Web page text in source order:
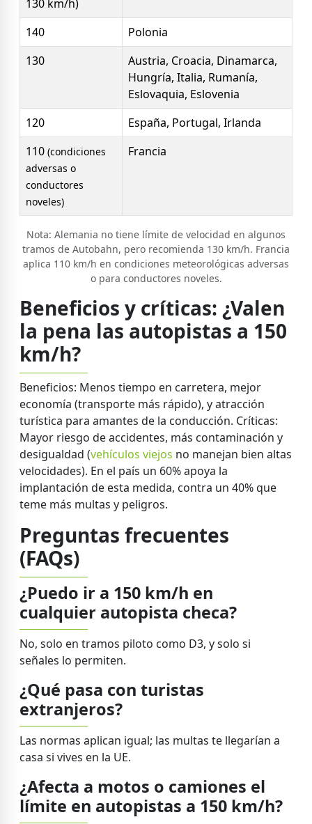
130 km/h)
140
Polonia
130
Austria, Croacia, Dinamarca,
Hungría, Italia, Rumanía,
Eslovaquia, Eslovenia
120
España, Portugal, Irlanda
110 (condiciones
adversas o
conductores
noveles)
Francia
Nota: Alemania no tiene límite de velocidad en algunos
tramos de Autobahn, pero recomienda 130 km/h. Francia
aplica 110 km/h en condiciones meteorológicas adversas
o para conductores noveles.
Beneficios y críticas: ¿Valen
la pena las autopistas a 150
km/h?
Beneficios: Menos tiempo en carretera, mejor
economía (transporte más rápido), y atracción
turística para amantes de la conducción. Críticas:
Mayor riesgo de accidentes, más contaminación y
desigualdad (vehículos viejos no manejan bien altas
velocidades). En el país un 60% apoya la
implantación de esta medida, contra un 40% que
teme más multas y peligros.
Preguntas frecuentes
(FAQs)
¿Puedo ir a 150 km/h en
cualquier autopista checa?
No, solo en tramos piloto como D3, y solo si
señales lo permiten.
¿Qué pasa con turistas
extranjeros?
Las normas aplican igual; las multas te llegarían a
casa si vives en la UE.
¿Afecta a motos o camiones el
límite en autopistas a 150 km/h?